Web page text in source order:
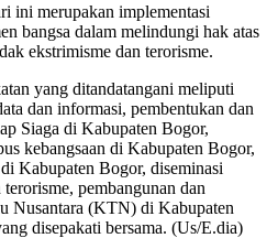
ini merupakan implementasi
bangsa dalam melindungi hak atas
ekstrimisme dan terorisme.
yang ditandatangani meliputi
dan informasi, pembentukan dan
Siaga di Kabupaten Bogor,
kebangsaan di Kabupaten Bogor,
Kabupaten Bogor, diseminasi
pembangunan dan
Nusantara (KTN) di Kabupaten
disepakati bersama. (Us/E.dia)